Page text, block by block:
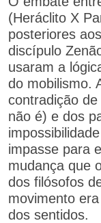
(Heráclito X
posteriores
discípulo
usaram a
do mobilismo.
contradição
não é) e dos
impasse para
mudança que
dos filósofos
movimento
dos sentidos.